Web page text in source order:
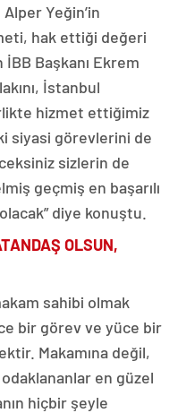
Yeğin’in
hak ettiği değeri
Başkanı Ekrem
İstanbul
hizmet ettiğimiz
siyasi görevlerini de
sizlerin de
geçmiş en başarılı
diye konuştu.
OLSUN,
sahibi olmak
bir görev ve yüce bir
Makamına değil,
en güzel
hiçbir şeyle